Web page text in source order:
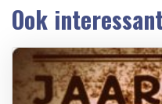
Ook